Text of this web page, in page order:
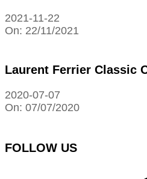
2021-11-22
On: 22/11/2021
Laurent Ferrier Classic
2020-07-07
On: 07/07/2020
FOLLOW US